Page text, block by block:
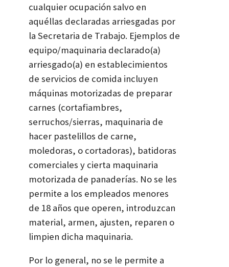
cualquier ocupación salvo en
aquéllas declaradas arriesgadas por
la Secretaria de Trabajo. Ejemplos de
equipo/maquinaria declarado(a)
arriesgado(a) en establecimientos
de servicios de comida incluyen
máquinas motorizadas de preparar
carnes (cortafiambres,
serruchos/sierras, maquinaria de
hacer pastelillos de carne,
moledoras, o cortadoras), batidoras
comerciales y cierta maquinaria
motorizada de panaderías. No se les
permite a los empleados menores
de 18 años que operen, introduzcan
material, armen, ajusten, reparen o
limpien dicha maquinaria.
Por lo general, no se le permite a